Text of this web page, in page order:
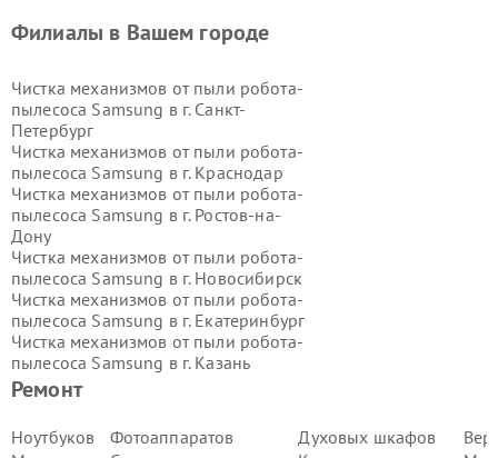
Ремонт
Ноутбуков
Фотоаппаратов
Духовых шкафов
Филиалы в Вашем городе
Чистка механизмов от пыли робота-
пылесоса Samsung в г. Санкт-
Петербург
Чистка механизмов от пыли робота-
пылесоса Samsung в г. Краснодар
Чистка механизмов от пыли робота-
пылесоса Samsung в г. Ростов-на-
Дону
Чистка механизмов от пыли робота-
пылесоса Samsung в г. Новосибирск
Чистка механизмов от пыли робота-
пылесоса Samsung в г. Екатеринбург
Чистка механизмов от пыли робота-
пылесоса Samsung в г. Казань
Чистка механизмов от пыли робота-
пылесоса Samsung в г.
Чистка механизмов от пыли робота-
пылесоса Samsung в г.Волгоград